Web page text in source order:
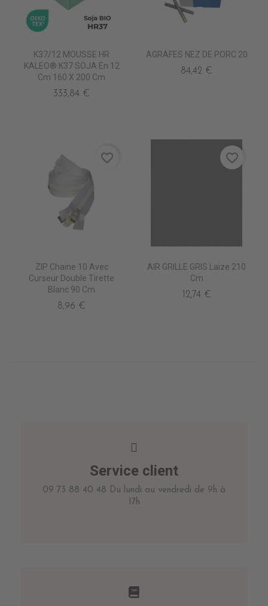
K37/12 MOUSSE HR
KALEO® K37 SOJA En 12
Cm 160 X 200 Cm
333,84 €
AGRAFES NEZ DE PORC 20
84,42 €
ZIP Chaine 10 Avec
Curseur Double Tirette
Blanc 90 Cm
8,96 €
favorite_border
AIR GRILLE GRIS Laize 210
Cm
12,74 €
favorite_border
Service client
09 73 88 40 48 Du lundi au vendredi de 9h à
17h